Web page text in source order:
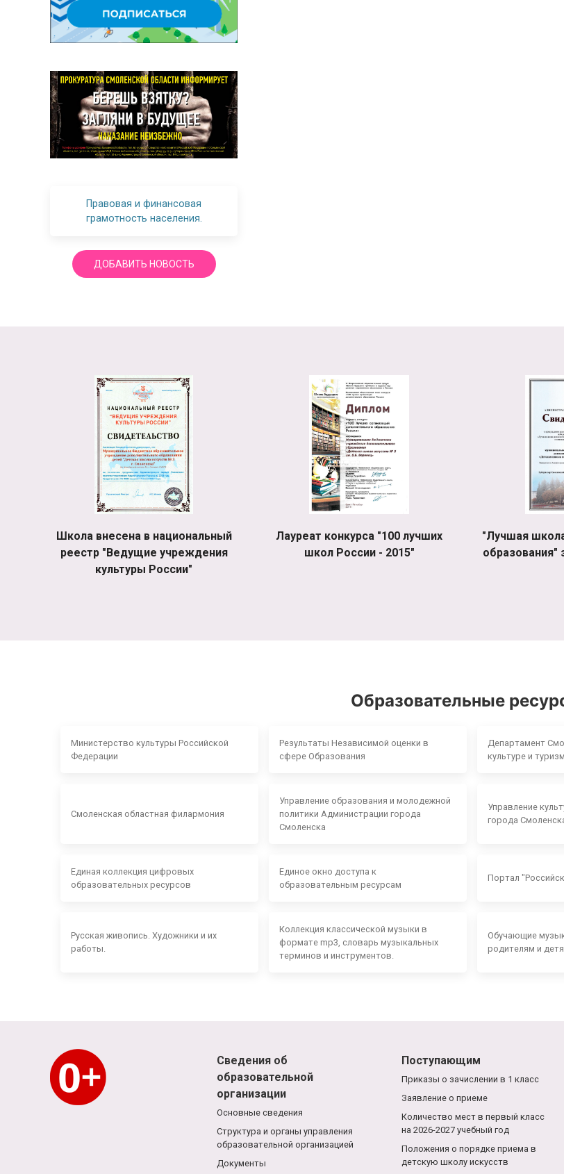
Правовая и финансовая
грамотность населения.
ДОБАВИТЬ НОВОСТЬ
Школа внесена в национальный
реестр "Ведущие учреждения
культуры России"
Лауреат конкурса "100 лучших
школ России - 2015"
"Лучшая
образования"
Образовательные
Министерство культуры Российской
Федерации
Результаты Независимой оценки в
сфере Образования
Департамент
культуре и
Смоленская областная филармония
Управление образования и молодежной
политики Администрации города
Смоленска
Управление
города
Единая коллекция цифровых
образовательных ресурсов
Единое окно доступа к
образовательным ресурсам
Портал
Русская живопись. Художники и их
работы.
Коллекция классической музыки в
формате mp3, словарь музыкальных
терминов и инструментов.
Обучающие
родителям и
Сведения об
образовательной
организации
Основные сведения
Структура и органы управления
образовательной организацией
Документы
Поступающим
Приказы о зачислении в 1 класс
Заявление о приеме
Количество мест в первый класс
на 2026-2027 учебный год
Положения о порядке приема в
детскую школу искусств